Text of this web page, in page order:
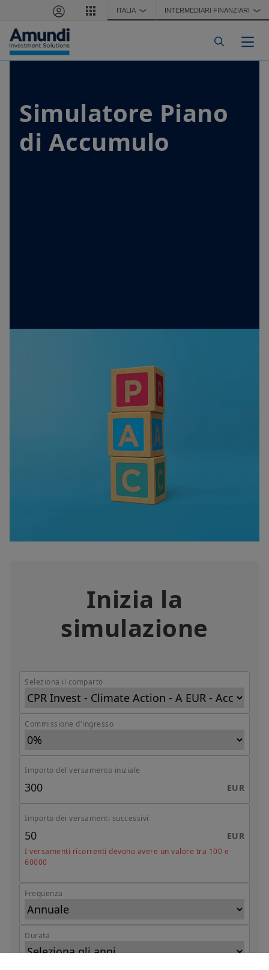
Salta al contenuto principale
ITALIA ❯ INTERMEDIARI FINANZIARI ❯
Simulatore Piano
di Accumulo
Inizia la
simulazione
Seleziona il comparto
Commissione d'ingresso
Importo del versamento iniziale
EUR
Importo dei versamenti successivi
EUR
I versamenti ricorrenti devono avere un valore tra 100 e
60000
Frequenza
Durata